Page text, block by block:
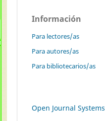
Información
Para lectores/as
Para autores/as
Para bibliotecarios/as
Open Journal Systems